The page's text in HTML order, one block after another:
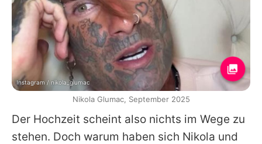
Der Hochzeit scheint also nichts im Wege zu
stehen. Doch warum haben sich Nikola und
Instagram / nikola_glumac
Nikola Glumac, September 2025